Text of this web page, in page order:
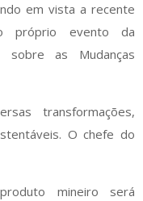
em vista a recente
próprio evento da
sobre as Mudanças
transformações,
O chefe do
mineiro será